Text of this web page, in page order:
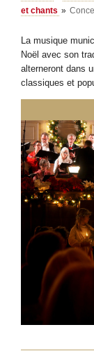
et chants »
La musique
Noël avec son
alterneront dans
classiques et